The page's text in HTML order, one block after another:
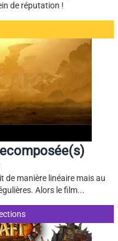
de réputation !
de manière linéaire mais au
Alors le film...